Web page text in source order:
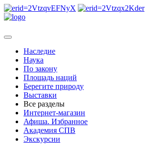
Наследие
Наука
По закону
Площадь наций
Берегите природу
Выставки
Все разделы
Интернет-магазин
Афиша. Избранное
Академия СПВ
Экскурсии